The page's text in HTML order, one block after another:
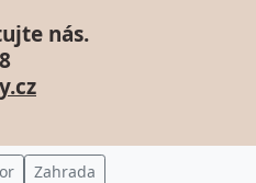
nás.
Zahrada